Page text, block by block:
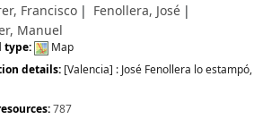
Francisco
Fenollera, José
Manuel
type:
Map
details: [Valencia] : José Fenollera lo estampó,
787